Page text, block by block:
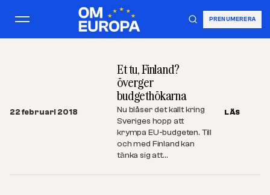
PRENUMERERA
22 februari 2018
Et tu, Finland?
överger
budgethökarna
Nu blåser det kallt kring
Sveriges hopp att
krympa EU-budgeten. Till
och med Finland kan
tänka sig att…
LÄS